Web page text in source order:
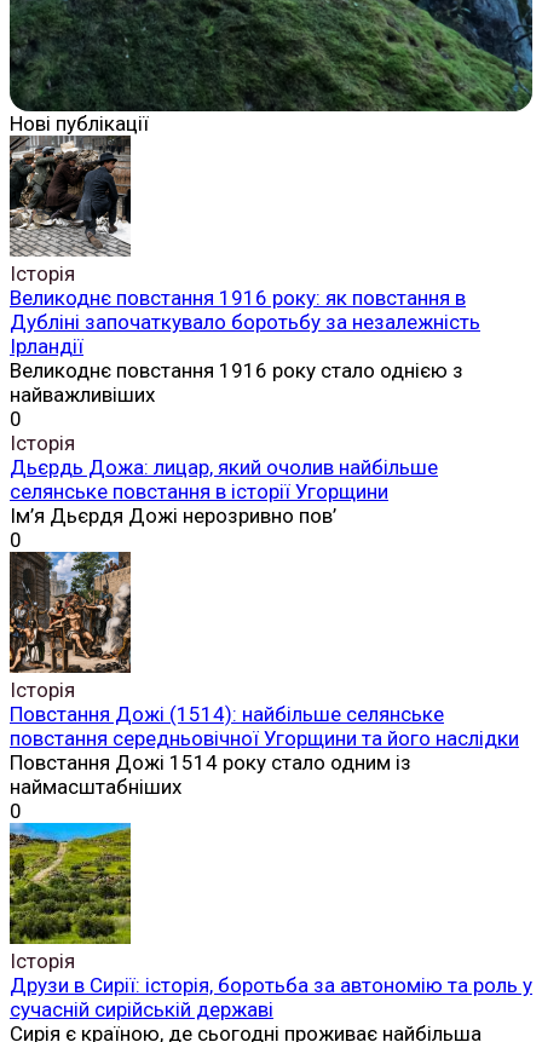
Нові публікації
Історія
Великоднє повстання 1916 року: як повстання в
Дубліні започаткувало боротьбу за незалежність
Ірландії
Великоднє повстання 1916 року стало однією з
найважливіших
0
Історія
Дьєрдь Дожа: лицар, який очолив найбільше
селянське повстання в історії Угорщини
Ім’я Дьєрдя Дожі нерозривно пов’
0
Історія
Повстання Дожі (1514): найбільше селянське
повстання середньовічної Угорщини та його наслідки
Повстання Дожі 1514 року стало одним із
наймасштабніших
0
Історія
Друзи в Сирії: історія, боротьба за автономію та роль у
сучасній сирійській державі
Сирія є країною, де сьогодні проживає найбільша